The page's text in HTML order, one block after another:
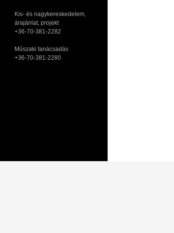
Kis- és nagykereskedelem,
árajánlat, projekt
+36-70-381-2282
Műszaki tanácsadás
+36-70-381-2280